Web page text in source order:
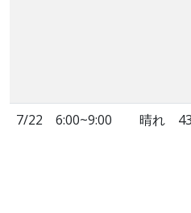
7/22 6:00~9:00 晴れ